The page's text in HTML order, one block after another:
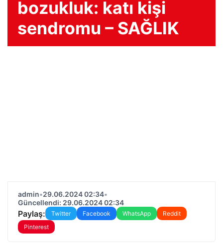
bozukluk: katı kişi
sendromu – SAĞLIK
admin•29.06.2024 02:34•
Güncellendi: 29.06.2024 02:34
Paylaş: Twitter Facebook WhatsApp
Reddit
Pinterest